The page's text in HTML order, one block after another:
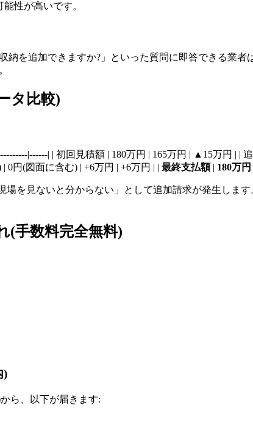
性が高いです。
納を追加できますか?」といった質問に即答できる業
タ比較)
|------| | 初回見積額 | 180万円 | 165万円 | ▲15万円 | |
0円(図面に含む) | +6万円 | +6万円 | | 最終支払額| 180万円
を見ないと分からない」として追加請求が発生しま
(手数料完全無料)
)
ら、以下が届きます: